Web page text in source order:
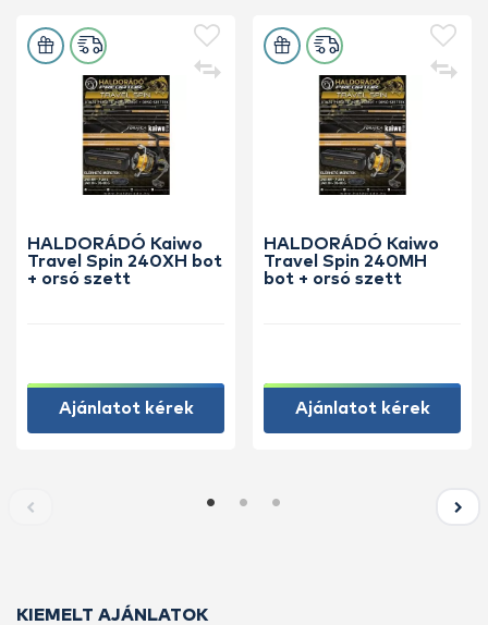
HALDORÁDÓ Kaiwo
Travel Spin 240XH bot
+ orsó szett
Ajánlatot kérek
HALDORÁDÓ Kaiwo
Travel Spin 240MH
bot + orsó szett
Ajánlatot kérek
KIEMELT AJÁNLATOK